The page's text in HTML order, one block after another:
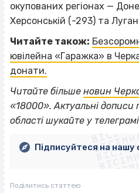
окупованих регіонах —
Херсонській (-293) та
Читайте також:
ювілейна «Гаражка» в
донати.
Читайте більше новин
«18000». Актуальні дописи
області шукайте у телеграмі
Підписуйтеся на нашу
Поділитись статтею